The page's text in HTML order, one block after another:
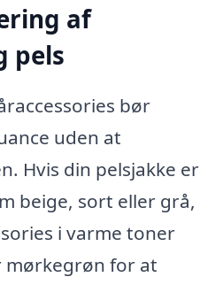
af
pels
bør
uden at
Hvis din pelsjakke er
beige, sort eller grå,
i varme toner
mørkegrøn for at